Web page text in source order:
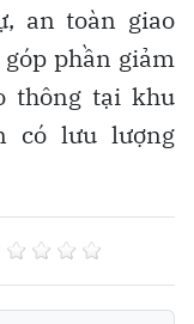
an toàn giao
phần giảm
thông tại khu
có lưu lượng